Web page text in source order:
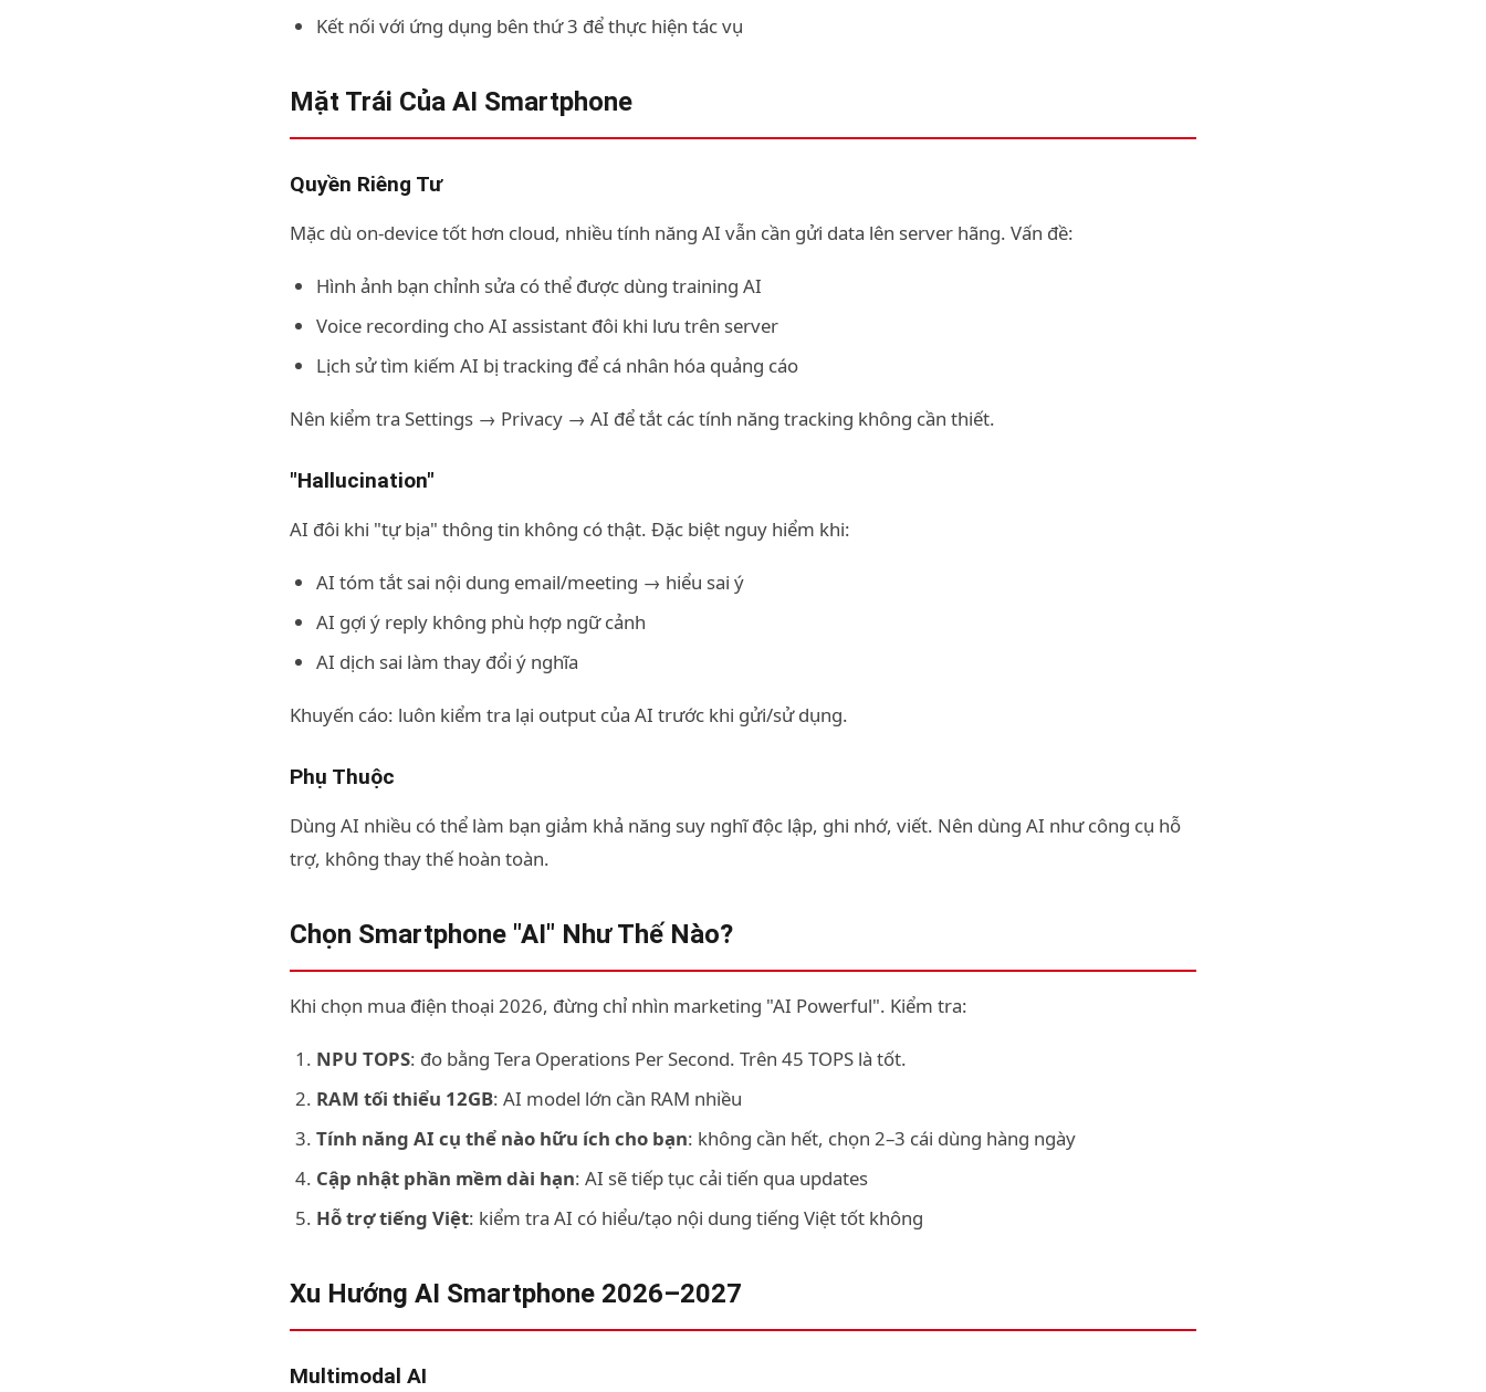
Kết nối với ứng dụng bên thứ 3 để thực hiện tác vụ
Mặt Trái Của AI Smartphone
Quyền Riêng Tư
Mặc dù on-device tốt hơn cloud, nhiều tính năng AI vẫn cần gửi data lên server hãng. Vấn đề:
Hình ảnh bạn chỉnh sửa có thể được dùng training AI
Voice recording cho AI assistant đôi khi lưu trên server
Lịch sử tìm kiếm AI bị tracking để cá nhân hóa quảng cáo
Nên kiểm tra Settings → Privacy → AI để tắt các tính năng tracking không cần thiết.
"Hallucination"
AI đôi khi "tự bịa" thông tin không có thật. Đặc biệt nguy hiểm khi:
AI tóm tắt sai nội dung email/meeting → hiểu sai ý
AI gợi ý reply không phù hợp ngữ cảnh
AI dịch sai làm thay đổi ý nghĩa
Khuyến cáo: luôn kiểm tra lại output của AI trước khi gửi/sử dụng.
Phụ Thuộc
Dùng AI nhiều có thể làm bạn giảm khả năng suy nghĩ độc lập, ghi nhớ, viết. Nên dùng AI như công cụ hỗ
trợ, không thay thế hoàn toàn.
Chọn Smartphone "AI" Như Thế Nào?
Khi chọn mua điện thoại 2026, đừng chỉ nhìn marketing "AI Powerful". Kiểm tra:
NPU TOPS: đo bằng Tera Operations Per Second. Trên 45 TOPS là tốt.
RAM tối thiểu 12GB: AI model lớn cần RAM nhiều
Tính năng AI cụ thể nào hữu ích cho bạn: không cần hết, chọn 2–3 cái dùng hàng ngày
Cập nhật phần mềm dài hạn: AI sẽ tiếp tục cải tiến qua updates
Hỗ trợ tiếng Việt: kiểm tra AI có hiểu/tạo nội dung tiếng Việt tốt không
Xu Hướng AI Smartphone 2026–2027
Multimodal AI